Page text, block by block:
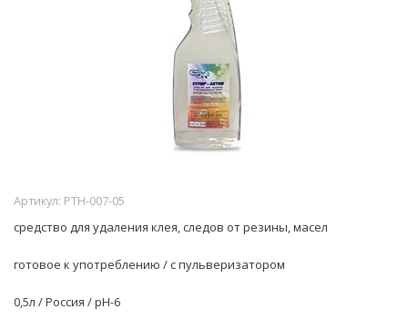
Артикул: PTH-007-05
средство для удаления клея, следов от резины, масел
готовое к употреблению / с пульверизатором
0,5л / Россия /рН-6